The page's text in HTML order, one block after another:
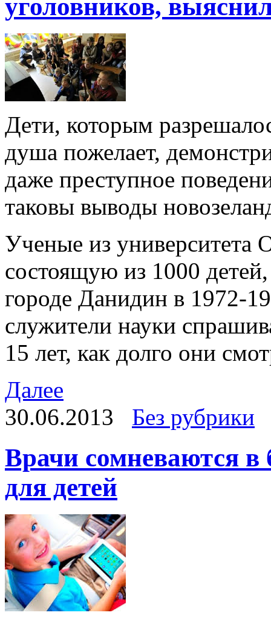
уголовников,
Дети, которым
душа пожелает,
даже преступное
таковы выводы
Ученые из университета
состоящую из 1000
городе Данидин в 1972-
служители науки
15 лет, как долго они
Далее
30.06.2013
Без рубрики
Врачи сомневаются в
для детей